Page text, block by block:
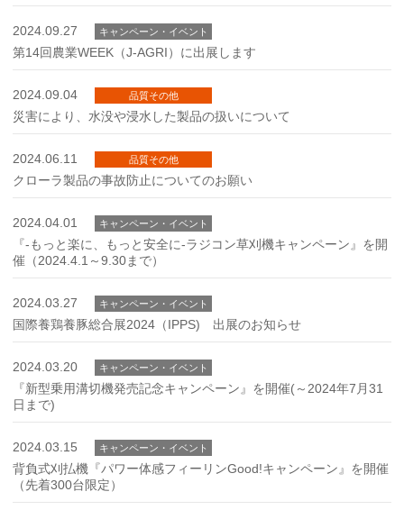
2024.09.27 キャンペーン・イベント
第14回農業WEEK（J-AGRI）に出展します
2024.09.04 品質その他
災害により、水没や浸水した製品の扱いについて
2024.06.11 品質その他
クローラ製品の事故防止についてのお願い
2024.04.01 キャンペーン・イベント
『-もっと楽に、もっと安全に-ラジコン草刈機キャンペーン』を開
催（2024.4.1～9.30まで）
2024.03.27 キャンペーン・イベント
国際養鶏養豚総合展2024（IPPS) 出展のお知らせ
2024.03.20 キャンペーン・イベント
『新型乗用溝切機発売記念キャンペーン』を開催(～2024年7月31
日まで)
2024.03.15 キャンペーン・イベント
背負式刈払機『パワー体感フィーリンGood!キャンペーン』を開催
（先着300台限定）